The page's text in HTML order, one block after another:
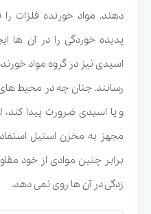
دهند. مواد خورنده فلزات را
پدیده خوردگی را در آن ها
اسیدی نیز در گروه مواد
رسانند. چنان چه در محیط
و یا اسیدی ضرورت پیدا
مجهز به مخزن استیل
برابر چنین موادی از خود
زدگی در آن ها روی نمی دهد.